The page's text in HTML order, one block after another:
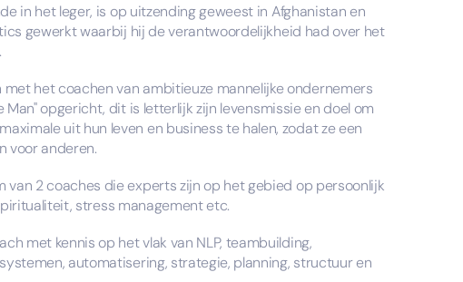
in het leger, is op uitzending geweest in Afghanistan en
gewerkt waarbij hij de verantwoordelijkheid had over het
het coachen van ambitieuze mannelijke ondernemers
opgericht, dit is letterlijk zijn levensmissie en doel om
uit hun leven en business te halen, zodat ze een
voor anderen.
2 coaches die experts zijn op het gebied op persoonlijk
stress management etc.
met kennis op het vlak van NLP, teambuilding,
automatisering, strategie, planning, structuur en